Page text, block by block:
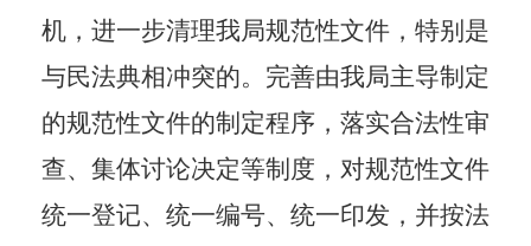
机，进一步清理我局规范性文件，特别是
与民法典相冲突的。完善由我局主导制定
的规范性文件的制定程序，落实合法性审
查、集体讨论决定等制度，对规范性文件
统一登记、统一编号、统一印发，并按法